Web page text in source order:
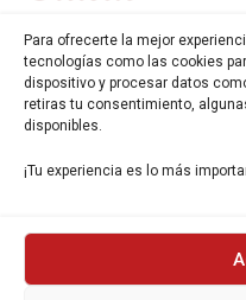
Para ofrecerte la mejor
tecnologías como las cookies
dispositivo y procesar datos
retiras tu consentimiento,
disponibles.
¡Tu experiencia es lo más
Carrer Miquel Servet 10-12,
Gavà, 08850, Barcelona.